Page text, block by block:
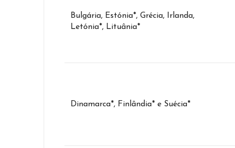
Bulgária, Estónia*, Grécia, Irlanda,
Letónia*, Lituânia*
Dinamarca*, Finlândia* e Suécia*